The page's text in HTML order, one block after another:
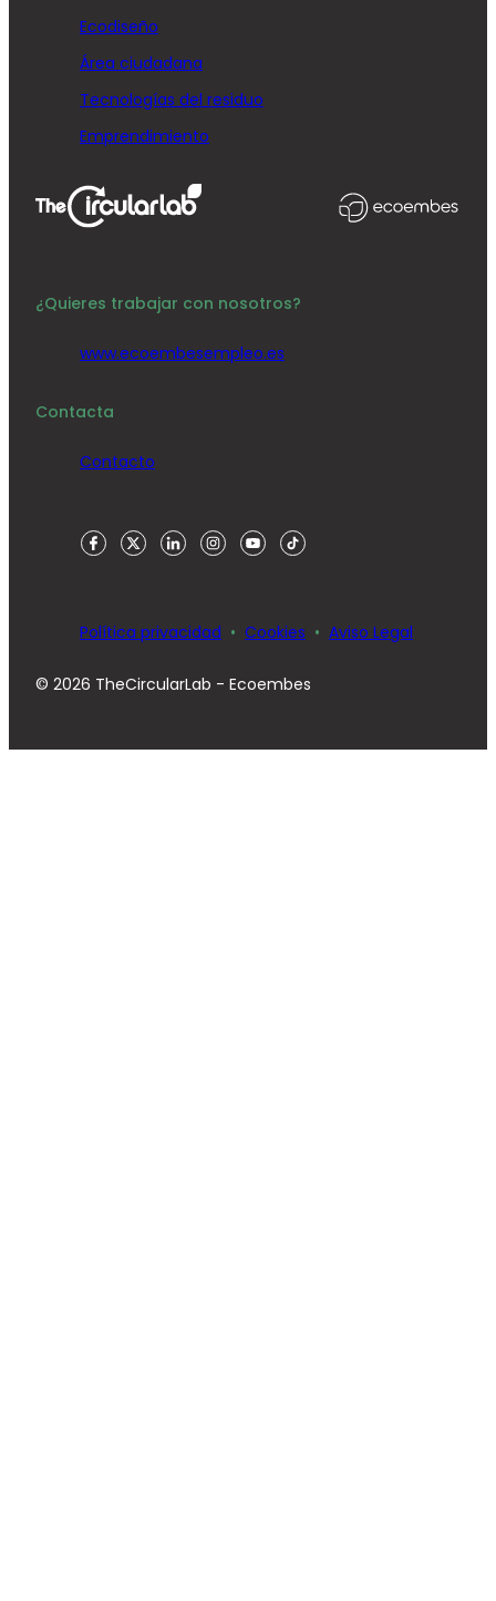
Ecodiseño
Área ciudadana
Tecnologías del residuo
Emprendimiento
¿Quieres trabajar con nosotros?
www.ecoembesempleo.es
Contacta
Contacto
© 2026 TheCircularLab - Ecoembes
Política privacidad Cookies Aviso Legal